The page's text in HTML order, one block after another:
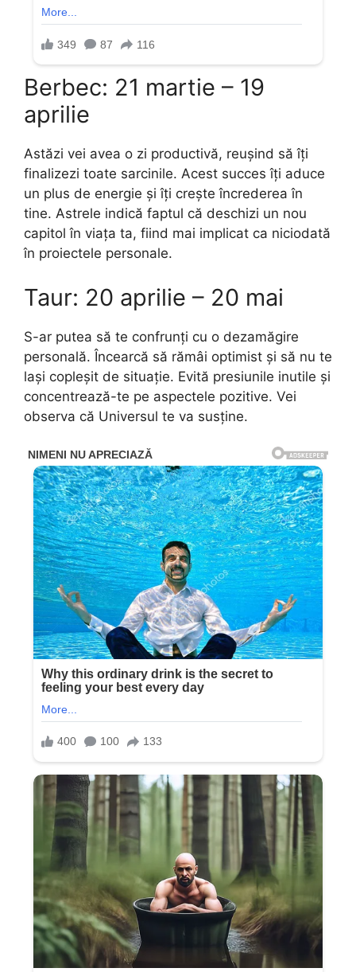
Berbec: 21 martie – 19
aprilie
Astăzi vei avea o zi productivă, reușind să îți
finalizezi toate sarcinile. Acest succes îți aduce
un plus de energie și îți crește încrederea în
tine. Astrele indică faptul că deschizi un nou
capitol în viața ta, fiind mai implicat ca niciodată
în proiectele personale.
Taur: 20 aprilie – 20 mai
S-ar putea să te confrunți cu o dezamăgire
personală. Încearcă să rămâi optimist și să nu te
lași copleșit de situație. Evită presiunile inutile și
concentrează-te pe aspectele pozitive. Vei
observa că Universul te va susține.